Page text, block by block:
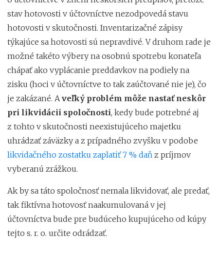
stav hotovosti v účtovníctve nezodpovedá stavu
hotovosti v skutočnosti. Inventarizačné zápisy
týkajúce sa hotovosti sú nepravdivé. V druhom rade je
možné takéto výbery na osobnú spotrebu konateľa
chápať ako vyplácanie preddavkov na podiely na
zisku (hoci v účtovníctve to tak zaúčtované nie je), čo
je zakázané. A veľký problém môže nastať neskôr
pri likvidácii spoločnosti, kedy bude potrebné aj
z tohto v skutočnosti neexistujúceho majetku
uhrádzať záväzky a z prípadného zvyšku v podobe
likvidačného zostatku zaplatiť 7 % daň z príjmov
vyberanú zrážkou.
Ak by sa táto spoločnosť nemala likvidovať, ale predať,
tak fiktívna hotovosť naakumulovaná v jej
účtovníctva bude pre budúceho kupujúceho od kúpy
tejto s. r. o. určite odrádzať.